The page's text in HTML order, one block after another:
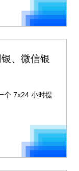
、微信银
个 7x24 小时提